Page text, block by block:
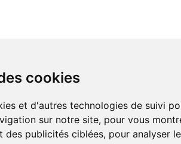
cookies
et d'autres technologies de suivi
sur notre site, pour vous
des publicités ciblées, pour analyser